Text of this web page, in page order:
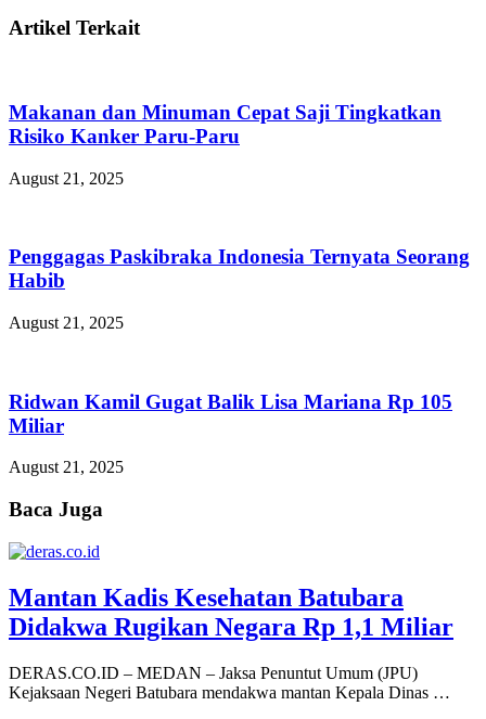
Artikel Terkait
Makanan dan Minuman Cepat Saji Tingkatkan
Risiko Kanker Paru-Paru
August 21, 2025
Penggagas Paskibraka Indonesia Ternyata Seorang
Habib
August 21, 2025
Ridwan Kamil Gugat Balik Lisa Mariana Rp 105
Miliar
August 21, 2025
Baca Juga
Mantan Kadis Kesehatan Batubara
Didakwa Rugikan Negara Rp 1,1 Miliar
DERAS.CO.ID – MEDAN – Jaksa Penuntut Umum (JPU)
Kejaksaan Negeri Batubara mendakwa mantan Kepala Dinas …